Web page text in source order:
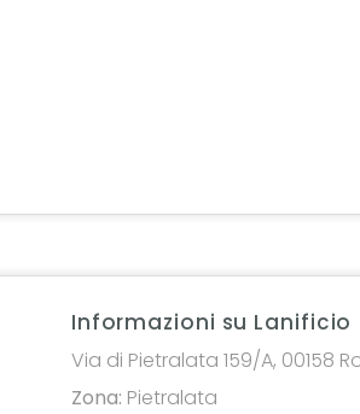
Informazioni su Lanificio
Via di Pietralata 159/A, 00158
Zona: Pietralata